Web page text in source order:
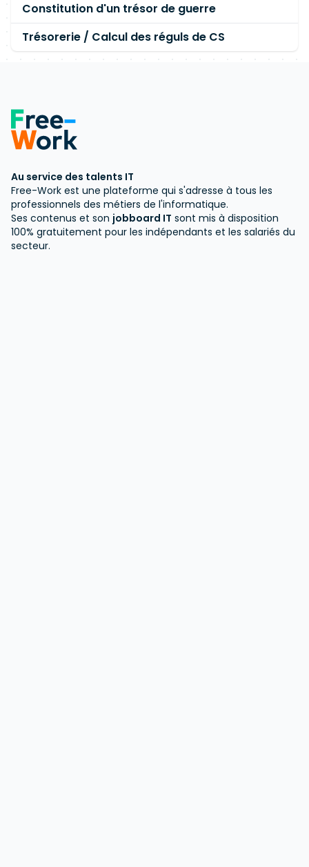
Constitution d'un trésor de guerre
Trésorerie / Calcul des réguls de CS
Au service des talents IT
Free-Work est une plateforme qui s'adresse à tous les
professionnels des métiers de l'informatique.
Ses contenus et son jobboard IT sont mis à disposition
100% gratuitement pour les indépendants et les salariés du
secteur.